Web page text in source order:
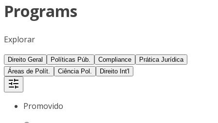
Programs
Explorar
Direito Geral Políticas Púb. Compliance
Prática Jurídica
Áreas de Polít.
Ciência Pol. Direito Int'l
Promovido